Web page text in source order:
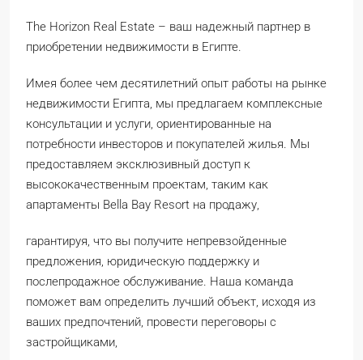
The Horizon Real Estate – ваш надежный партнер в
приобретении недвижимости в Египте.
Имея более чем десятилетний опыт работы на рынке
недвижимости Египта, мы предлагаем комплексные
консультации и услуги, ориентированные на
потребности инвесторов и покупателей жилья. Мы
предоставляем эксклюзивный доступ к
высококачественным проектам, таким как
апартаменты Bella Bay Resort на продажу,
гарантируя, что вы получите непревзойденные
предложения, юридическую поддержку и
послепродажное обслуживание. Наша команда
поможет вам определить лучший объект, исходя из
ваших предпочтений, провести переговоры с
застройщиками,